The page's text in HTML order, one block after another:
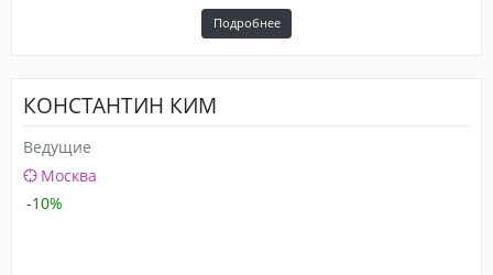
Подробнее
КОНСТАНТИН КИМ
Ведущие
Москва
-10%